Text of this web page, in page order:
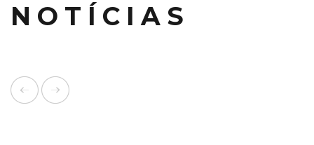
NOTÍCIAS